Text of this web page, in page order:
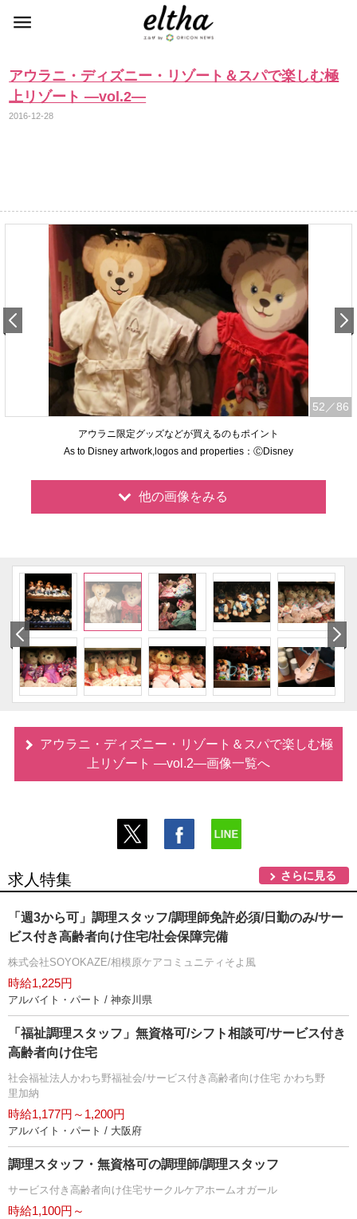
アウラニ・ディズニー・リゾート＆スパで楽しむ極
上リゾート ―vol.2―
2016-12-28
52 ／86
アウラニ限定グッズなどが買えるのもポイント
As to Disney artwork,logos and properties：ⒸDisney
他の画像をみる
アウラニ・ディズニー・リゾート＆スパで楽しむ極
上リゾート ―vol.2―画像一覧へ
求人特集 さらに見る
「週3から可」調理スタッフ/調理師免許必須/日勤のみ/サー
ビス付き高齢者向け住宅/社会保障完備
株式会社SOYOKAZE/相模原ケアコミュニティそよ風
時給1,225円
アルバイト・パート / 神奈川県
「福祉調理スタッフ」無資格可/シフト相談可/サービス付き
高齢者向け住宅
社会福祉法人かわち野福祉会/サービス付き高齢者向け住宅 かわち野
里加納
時給1,177円～1,200円
アルバイト・パート / 大阪府
調理スタッフ・無資格可の調理師/調理スタッフ
サービス付き高齢者向け住宅サークルケアホームオガール
時給1,100円～